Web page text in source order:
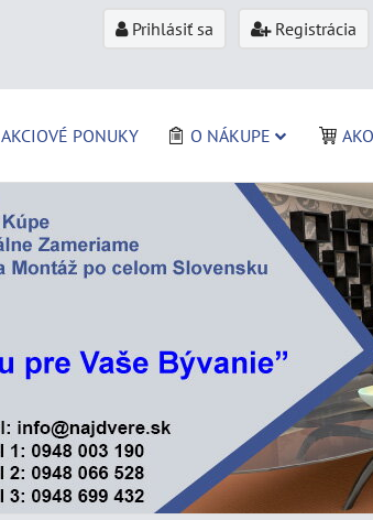
Prihlásiť sa Registrácia
AKCIOVÉ PONUKY O NÁKUPE